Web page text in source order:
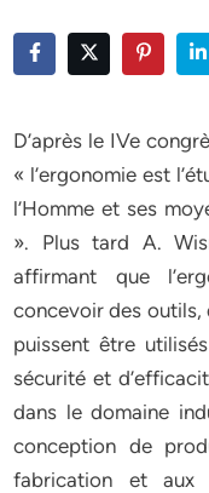
D’après le IVe
« l’ergonomie est
l’Homme et ses
». Plus tard A.
affirmant que
concevoir des outils,
puissent être
sécurité et
dans le domaine
conception de
fabrication et aux